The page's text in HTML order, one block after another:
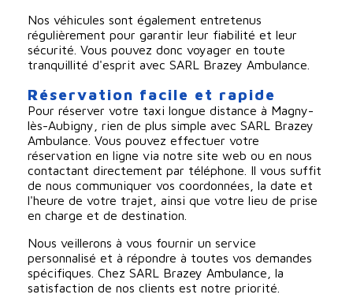
Nos véhicules sont également entretenus
régulièrement pour garantir leur fiabilité et leur
sécurité. Vous pouvez donc voyager en toute
tranquillité d'esprit avec SARL Brazey Ambulance.
Réservation facile et rapide
Pour réserver votre taxi longue distance à Magny-
lès-Aubigny, rien de plus simple avec SARL Brazey
Ambulance. Vous pouvez effectuer votre
réservation en ligne via notre site web ou en nous
contactant directement par téléphone. Il vous suffit
de nous communiquer vos coordonnées, la date et
l'heure de votre trajet, ainsi que votre lieu de prise
en charge et de destination.
Nous veillerons à vous fournir un service
personnalisé et à répondre à toutes vos demandes
spécifiques. Chez SARL Brazey Ambulance, la
satisfaction de nos clients est notre priorité.